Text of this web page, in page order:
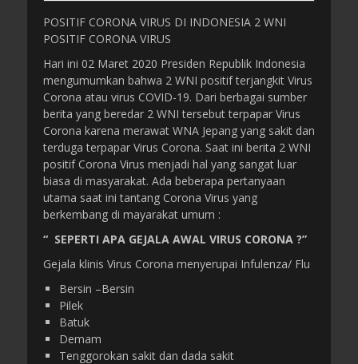
POSITIF CORONA VIRUS DI INDONESIA 2 WNI
POSITIF CORONA VIRUS
Hari ini 02 Maret 2020 Presiden Republik Indonesia
mengumumkan bahwa 2 WNI positif terjangkit Virus
Corona atau virus COVID-19. Dari berbagai sumber
berita yang beredar 2 WNI tersebut terpapar Virus
Corona karena merawat WNA Jepang yang sakit dan
terduga terpapar Virus Corona. Saat ini berita 2 WNI
positif Corona Virus menjadi hal yang sangat luar
biasa di masyarakat. Ada beberapa pertanyaan
utama saat ini tantang Corona Virus yang
berkembang di mayarakat umum :
“ SEPERTI APA GEJALA AWAL VIRUS CORONA ?”
Gejala klinis Virus Corona menyerupai Infulenza/ Flu
Bersin –Bersin
Pilek
Batuk
Demam
Tenggorokan sakit dan dada sakit